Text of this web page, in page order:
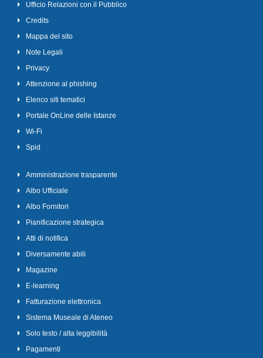
Ufficio Relazioni con il Pubblico
Credits
Mappa del sito
Note Legali
Privacy
Attenzione al phishing
Elenco siti tematici
Portale OnLine delle Istanze
Wi-Fi
Spid
Amministrazione trasparente
Albo Ufficiale
Albo Fornitori
Pianificazione strategica
Atti di notifica
Diversamente abili
Magazine
E-learning
Fatturazione elettronica
Sistema Museale di Ateneo
Solo testo / alta leggibilità
Pagamenti